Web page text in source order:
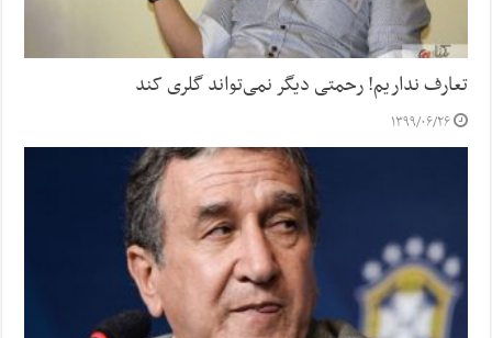
تعارف نداریم! رحمتی دیگر نمی‌تواند گلری کند
۱۳۹۹/۰۶/۲۶